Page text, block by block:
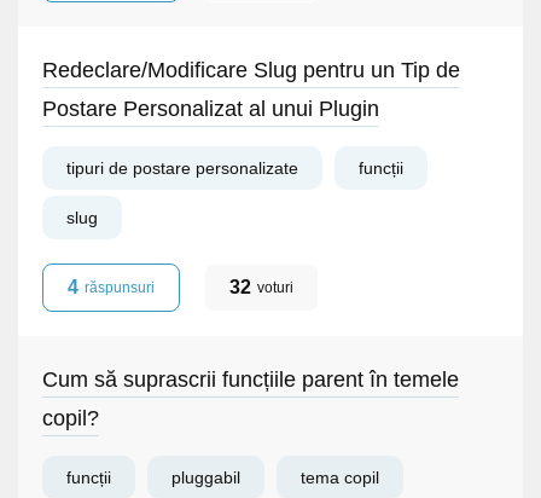
Redeclare/Modificare Slug pentru un Tip de
Postare Personalizat al unui Plugin
tipuri de postare personalizate funcții
slug
4 răspunsuri 32 voturi
Cum să suprascrii funcțiile parent în temele
copil?
funcții pluggabil tema copil